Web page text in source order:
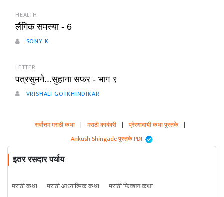
HEALTH
लैंगिक समस्या - 6
SONY K
LETTER
पत्रसुमने...सुहाना सफर - भाग ९
VRISHALI GOTKHINDIKAR
सर्वोत्तम मराठी कथा | मराठी कादंबरी | प्रेरणादायी कथा पुस्तके |
Ankush Shingade पुस्तके PDF
इतर रसदार पर्याय
मराठी कथा मराठी आध्यात्मिक कथा
मराठी फिक्शन कथा